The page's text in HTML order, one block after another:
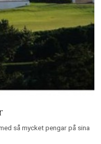
så mycket pengar på sina